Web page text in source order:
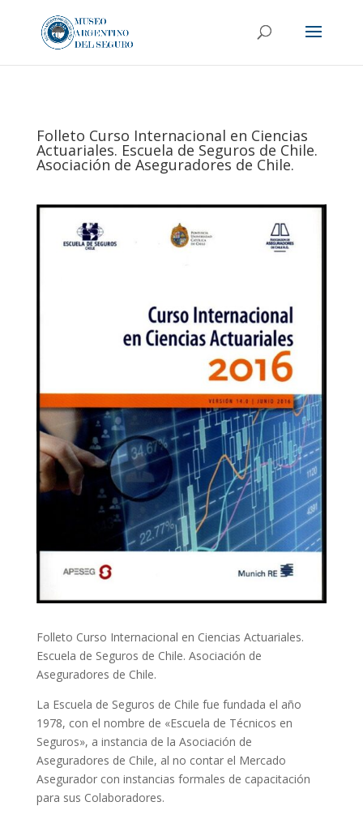
Folleto Curso Internacional en Ciencias
Actuariales. Escuela de Seguros de Chile.
Asociación de Aseguradores de Chile.
Folleto Curso Internacional en Ciencias Actuariales.
Escuela de Seguros de Chile. Asociación de
Aseguradores de Chile.
La Escuela de Seguros de Chile fue fundada el año
1978, con el nombre de «Escuela de Técnicos en
Seguros», a instancia de la Asociación de
Aseguradores de Chile, al no contar el Mercado
Asegurador con instancias formales de capacitación
para sus Colaboradores.